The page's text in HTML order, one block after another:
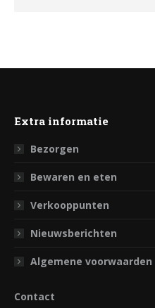
Extra informatie
Bezorgen
Bewaren en eten
Verkooppunten
Nieuwsberichten
Algemene voorwaarden
Contact